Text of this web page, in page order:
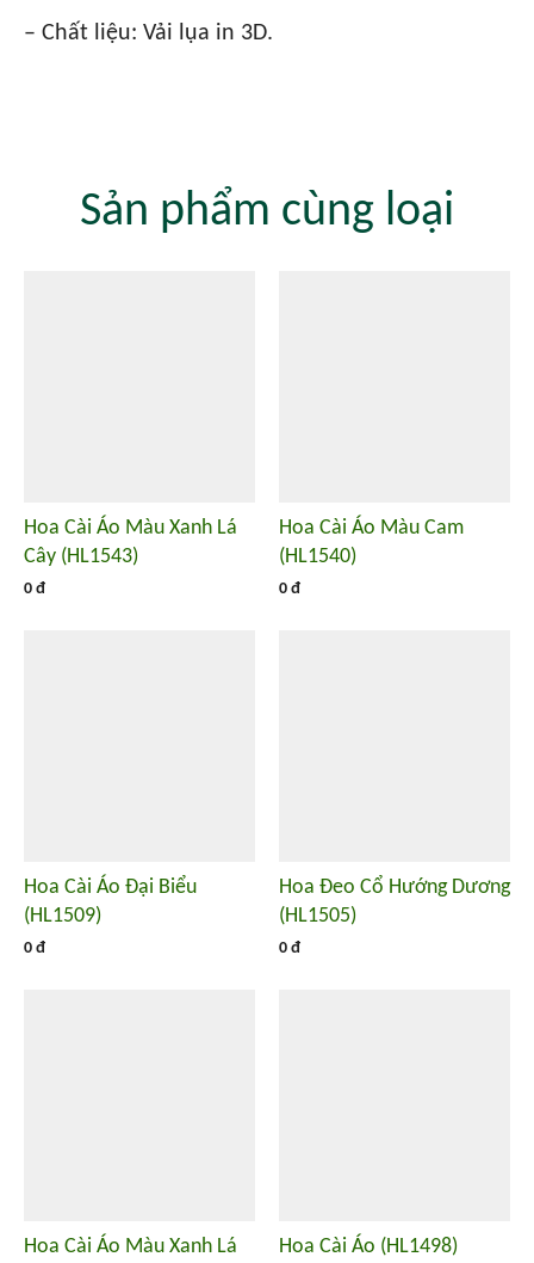
– Chất liệu: Vải lụa in 3D.
Sản phẩm cùng loại
Hoa Cài Áo Màu Xanh Lá
Cây (HL1543)
0 đ
Hoa Cài Áo Màu Cam
(HL1540)
0 đ
Hoa Cài Áo Đại Biểu
(HL1509)
0 đ
Hoa Đeo Cổ Hướng Dương
(HL1505)
0 đ
Hoa Cài Áo Màu Xanh Lá
Hoa Cài Áo (HL1498)